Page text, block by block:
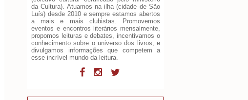
da Cultura). Atuamos na ilha (cidade de São
Luís) desde 2010 e sempre estamos abertos
a mais e mais clubistas. Promovemos
eventos e encontros literários mensalmente,
propomos leituras e debates, incentivamos o
conhecimento sobre o universo dos livros, e
divulgamos informações que competem a
esse incrível mundo da leitura.